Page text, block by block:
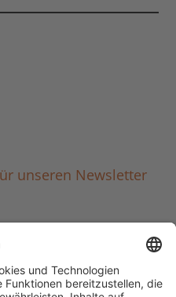
aufauf
Stadtbibliothek
unseren Newsletter